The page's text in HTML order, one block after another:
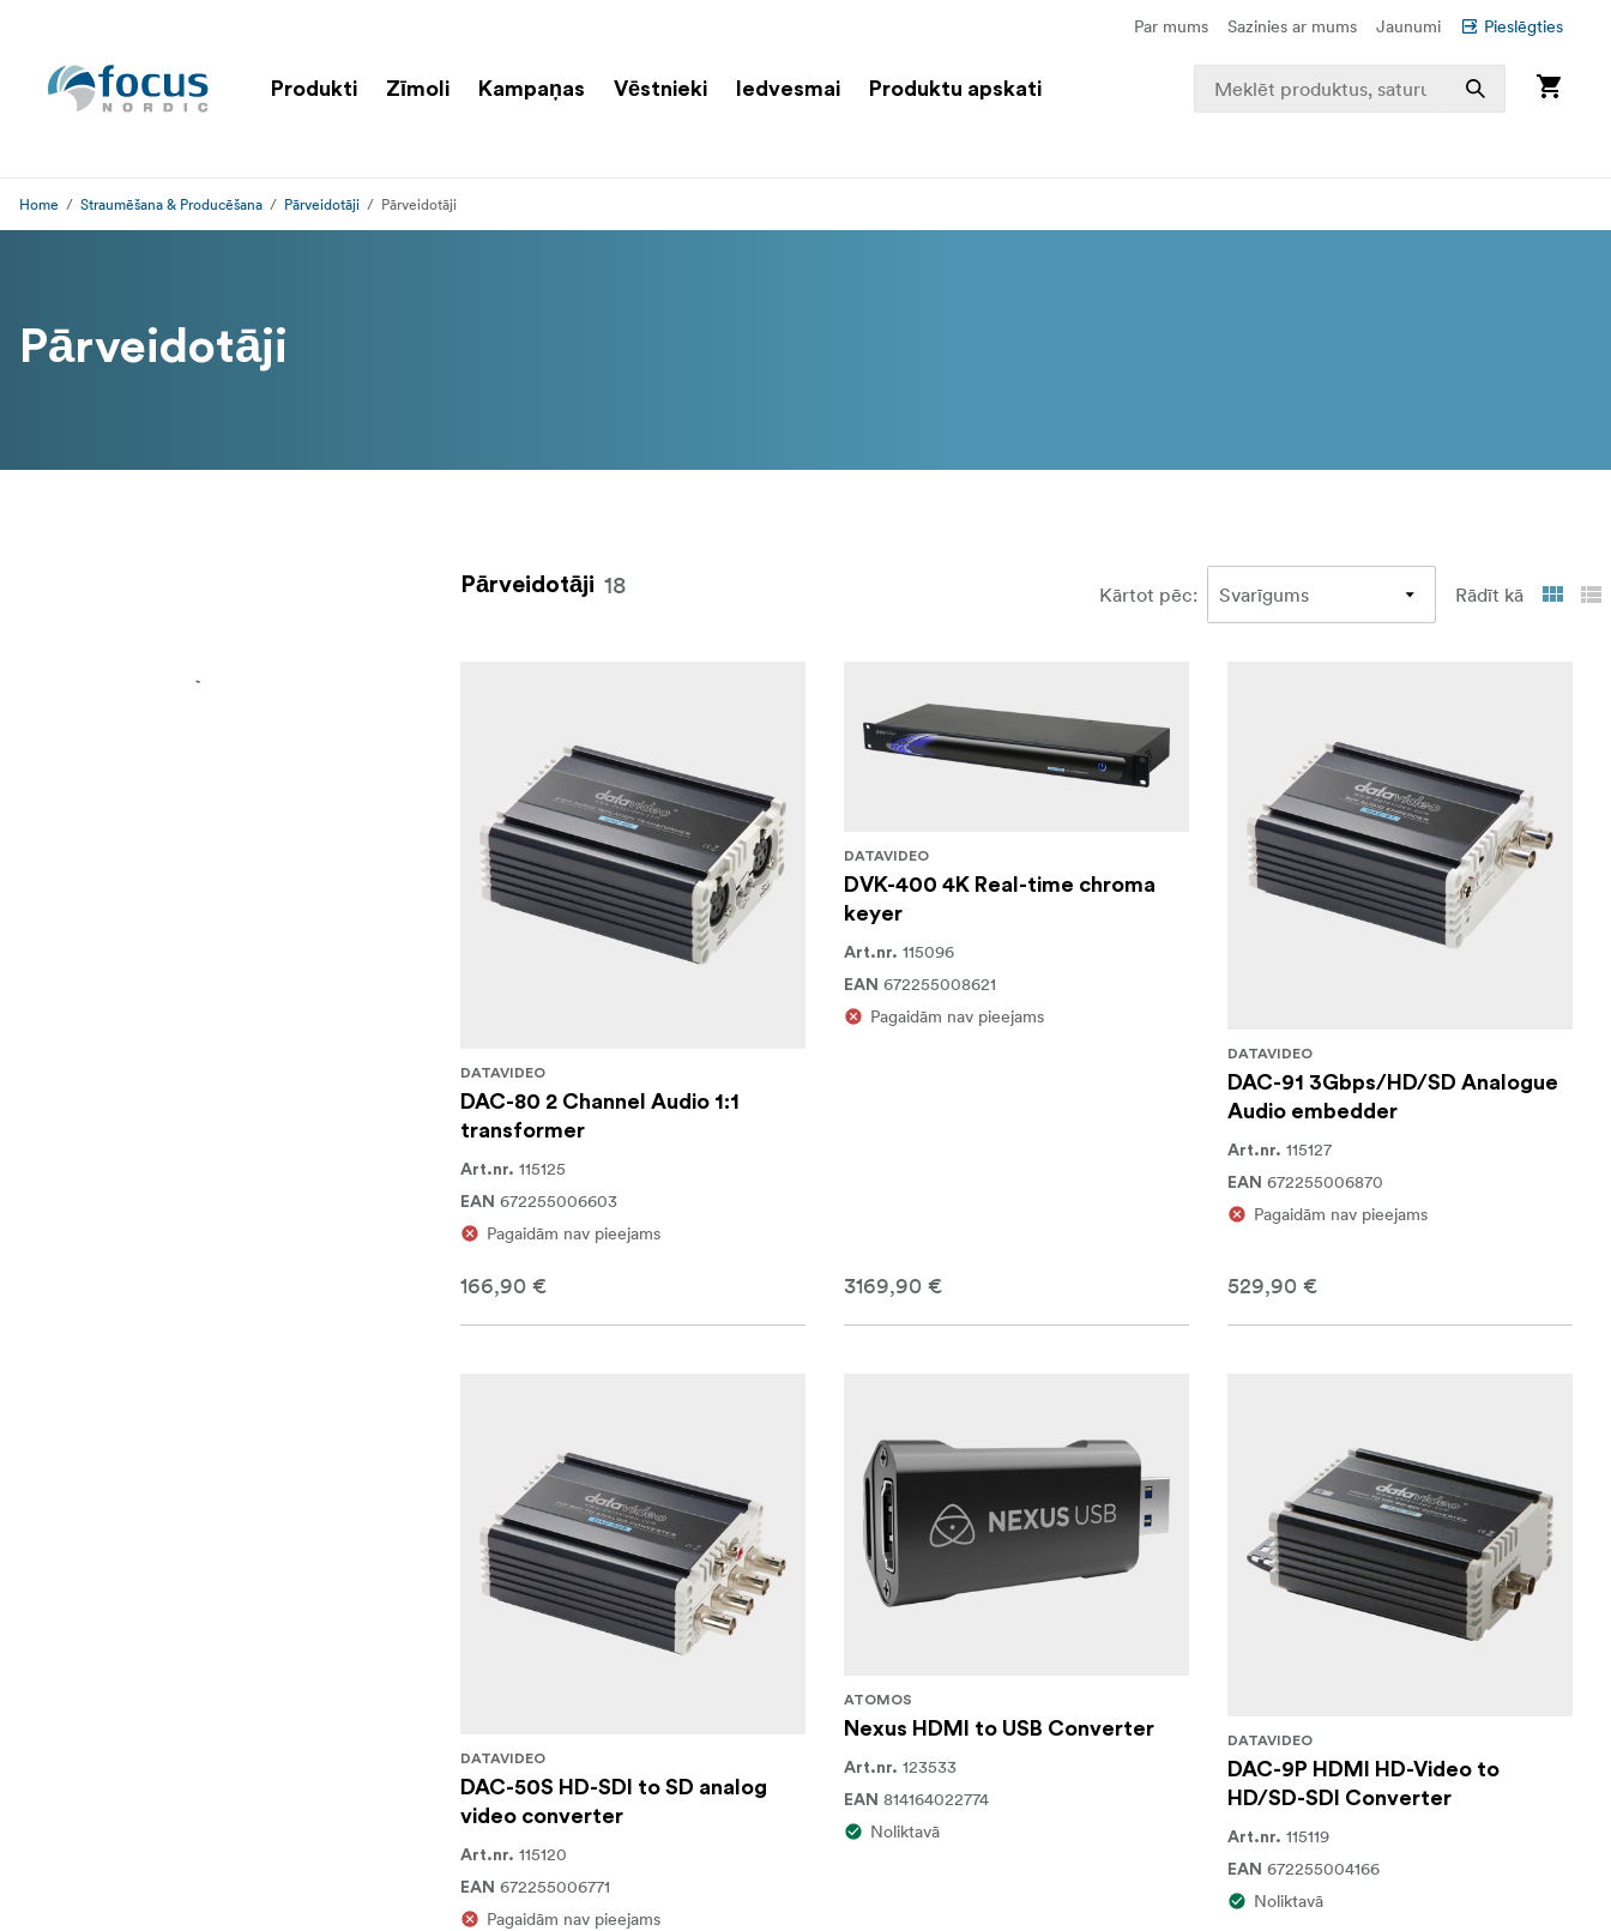
Par mums Sazinies ar mums Jaunumi Pieslēgties
Produkti Zīmoli Kampaņas Vēstnieki Iedvesmai Produktu apskati
Home Straumēšana & Producēšana Pārveidotāji Pārveidotāji
Pārveidotāji
Pārveidotāji 18 Kārtot pēc: Rādīt kā
DATAVIDEO
DAC-80 2 Channel Audio 1:1
transformer
Art.nr. 115125
EAN 672255006603
Pagaidām nav pieejams
166,90 €
DATAVIDEO
DVK-400 4K Real-time chroma
keyer
Art.nr. 115096
EAN 672255008621
Pagaidām nav pieejams
3169,90 €
DATAVIDEO
DAC-91 3Gbps/HD/SD Analogue
Audio embedder
Art.nr. 115127
EAN 672255006870
Pagaidām nav pieejams
529,90 €
DATAVIDEO
DAC-50S HD-SDI to SD analog
video converter
Art.nr. 115120
EAN 672255006771
Pagaidām nav pieejams
ATOMOS
Nexus HDMI to USB Converter
Art.nr. 123533
EAN 814164022774
Noliktavā
DATAVIDEO
DAC-9P HDMI HD-Video to
HD/SD-SDI Converter
Art.nr. 115119
EAN 672255004166
Noliktavā